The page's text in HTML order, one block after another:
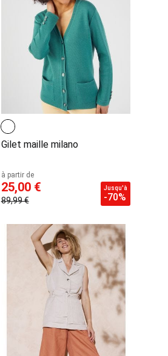
Gilet maille milano
à partir de
25,00 €
89,99 €
Jusqu'à
-70%